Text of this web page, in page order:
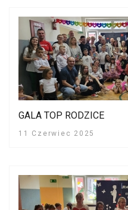
GALA TOP RODZICE
11 Czerwiec 2025